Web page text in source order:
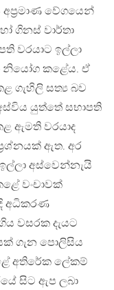
වේගයෙන්
ගිනස් වාර්තා
වරයාට ඉල්ලා
නියෝග කළේය. ඒ
ගැහිලි සත්‍ය බව
යුත්තේ සභාපති
ඇමති වරයාද
ඇත. අර
අස්වෙන්නැයි
වංචාවක්
අධිකරණ
වසරක දැයට
ගැන පොලිසිය
අතිරේක ලේකම්
සිට ඇප ලබා